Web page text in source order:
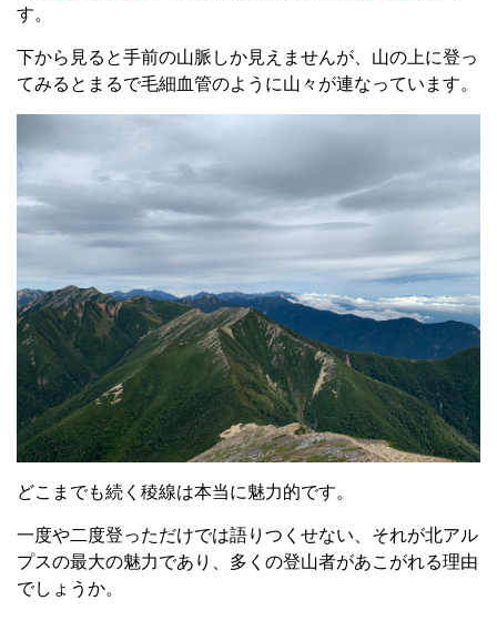
す。
下から見ると手前の山脈しか見えませんが、山の上に登っ
てみるとまるで毛細血管のように山々が連なっています。
どこまでも続く稜線は本当に魅力的です。
一度や二度登っただけでは語りつくせない、それが北アル
プスの最大の魅力であり、多くの登山者があこがれる理由
でしょうか。